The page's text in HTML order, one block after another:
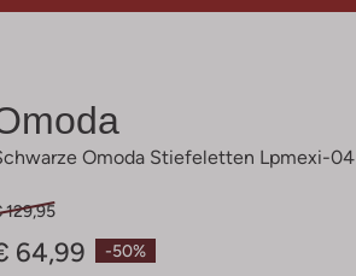
Omoda Stiefeletten Lpmexi-04
-50%
129,95
64,99